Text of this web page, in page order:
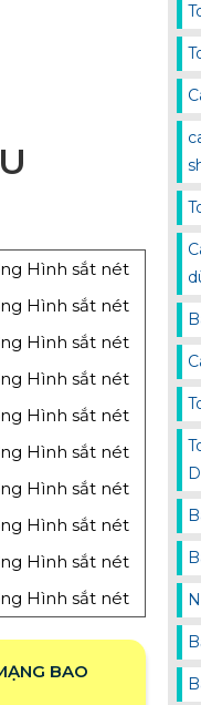
Hình sắt nét
Hình sắt nét
Hình sắt nét
Hình sắt nét
Hình sắt nét
Hình sắt nét
Hình sắt nét
Hình sắt nét
Hình sắt nét
Hình sắt nét
BAO